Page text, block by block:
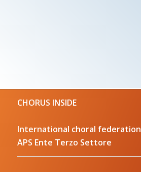
CHORUS INSIDE
International choral federation
APS Ente Terzo Settore